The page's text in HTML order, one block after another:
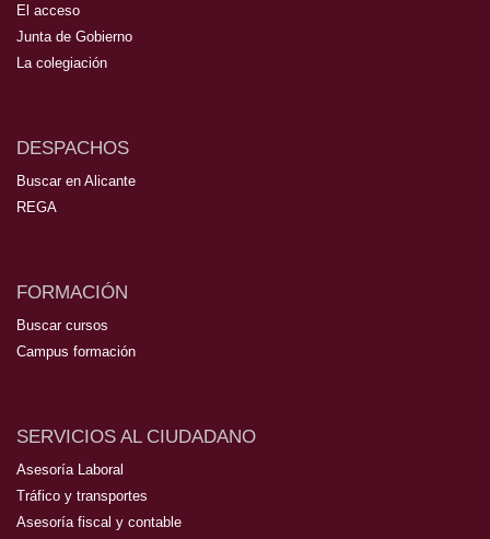
El acceso
Junta de Gobierno
La colegiación
DESPACHOS
Buscar en Alicante
REGA
FORMACIÓN
Buscar cursos
Campus formación
SERVICIOS AL CIUDADANO
Asesoría Laboral
Tráfico y transportes
Asesoría fiscal y contable